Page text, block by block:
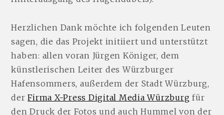
Herzlichen Dank möchte ich folgenden Leuten
sagen, die das Projekt initiiert und unterstützt
haben: allen voran Jürgen Königer, dem
künstlerischen Leiter des Würzburger
Hafensommers, außerdem der Stadt Würzburg,
derFirma X-Press Digital Media Würzburg für
den Druck der Fotos und auch Hummel von der